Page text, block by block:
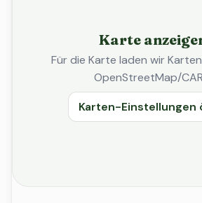
Karte
Für die Karte laden wir
OpenStreetMap/
Karten-Einstellungen